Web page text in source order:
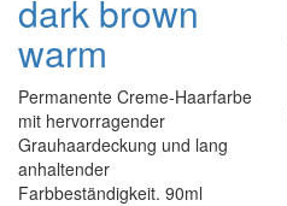
dark brown
warm
Permanente Creme-Haarfarbe
mit hervorragender
Grauhaardeckung und lang
anhaltender
Farbbeständigkeit. 90ml